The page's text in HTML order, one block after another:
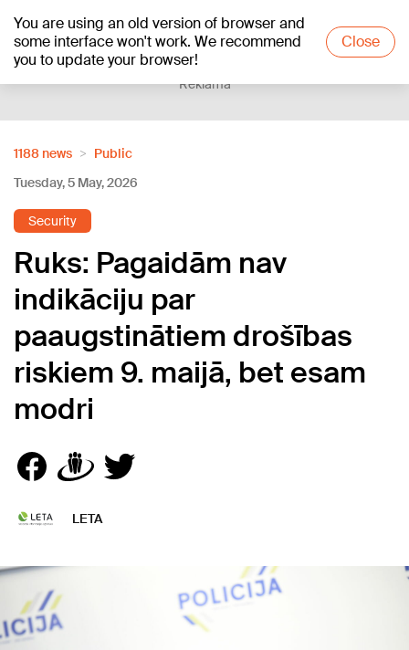
You are using an old version of browser and
some interface won't work. We recommend
you to update your browser!
Close
+21°C
Reklāma
1188 news
Public
Tuesday, 5 May, 2026
Security
Ruks: Pagaidām nav
indikāciju par
paaugstinātiem drošības
riskiem 9. maijā, bet esam
modri
LETA